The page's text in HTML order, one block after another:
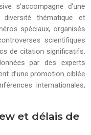
s’accompagne d’une
thématique et
spéciaux, organisés
scientifiques
de citation significatifs.
par des experts
d’une promotion ciblée
internationales,
et délais de